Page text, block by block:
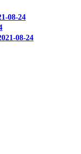
08-24
08-24